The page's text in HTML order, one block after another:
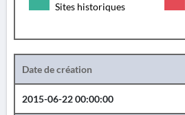
Sites historiques
Date de création
2015-06-22 00:00:00